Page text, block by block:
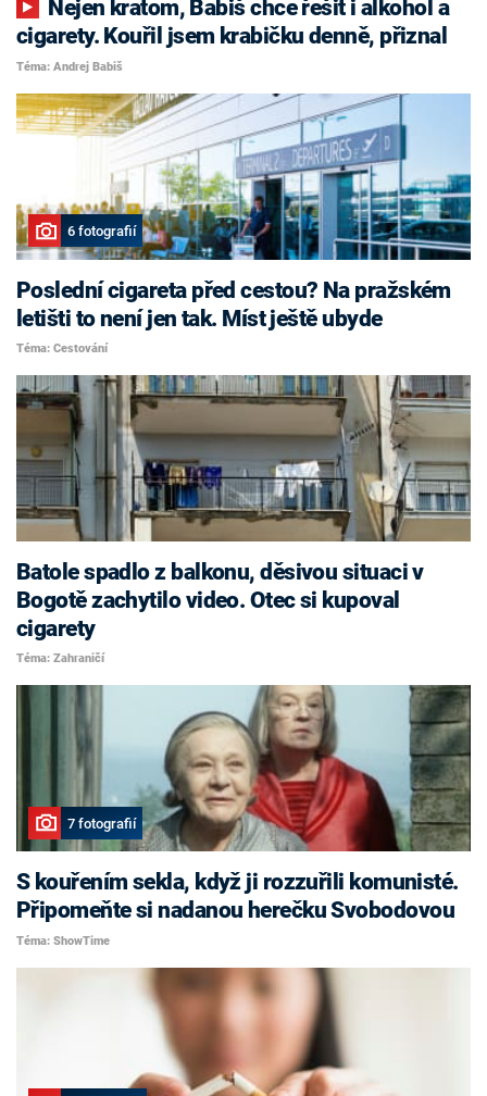
cigarety. Kouřil jsem krabičku denně, přiznal
Téma: Andrej Babiš
6 fotografií
Poslední cigareta před cestou? Na pražském
letišti to není jen tak. Míst ještě ubyde
Téma: Cestování
Batole spadlo z balkonu, děsivou situaci v
Bogotě zachytilo video. Otec si kupoval
cigarety
Téma: Zahraničí
7 fotografií
S kouřením sekla, když ji rozzuřili komunisté.
Připomeňte si nadanou herečku Svobodovou
Téma: ShowTime